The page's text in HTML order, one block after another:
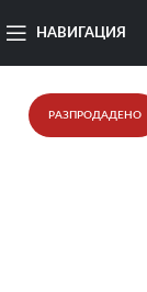
НАВИГАЦИЯ
РАЗПРОДАДЕНО